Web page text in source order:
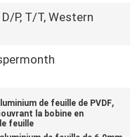
P, T/T, Western
de feuille de PVDF,
la bobine en
feuille